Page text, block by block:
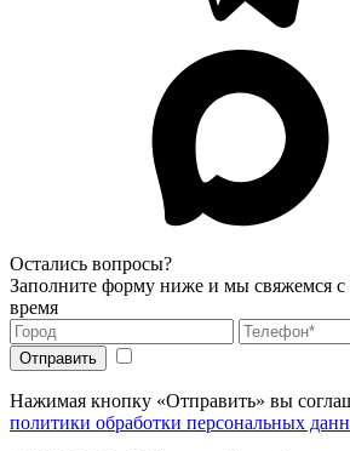
Остались вопросы?
Заполните форму ниже и мы свяжемся
время
Нажимая кнопку «Отправить» вы
политики обработки персональных